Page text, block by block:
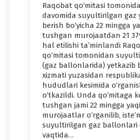
Raqobat qo‘mitasi
davomida suyultirilgan gaz
berish bo‘yicha 22 mingga
tushgan murojaatdan 21
hal etilishi ta’minlandi
qo‘mitasi tomonidan
(gaz ballonlarida) yetkazib
xizmati yuzasidan
hududlari kesimida
o‘tkazildi. Unda qo‘mitaga
tushgan jami 22 mingga
murojaatlar o‘rganilib,
suyultirilgan gaz ballonlari
vaqtida…